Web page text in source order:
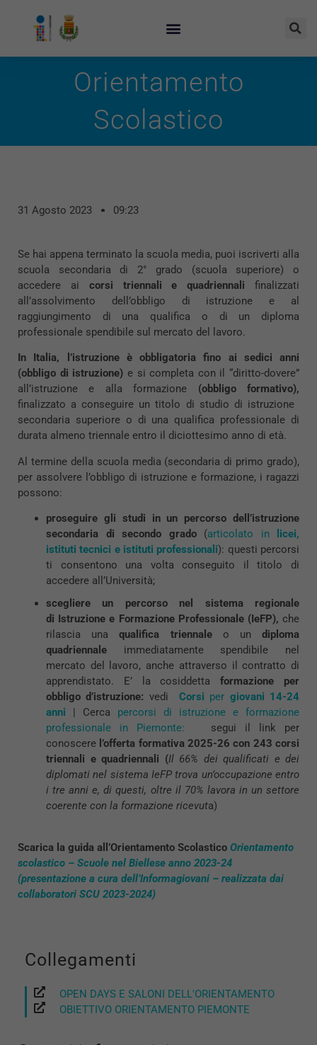
Orientamento
Scolastico
31 Agosto 2023 09:23
Se hai appena terminato la scuola media, puoi iscriverti alla
scuola secondaria di 2° grado (scuola superiore) o
accedere ai corsi triennali e quadriennali finalizzati
all’assolvimento dell’obbligo di istruzione e al
raggiungimento di una qualifica o di un diploma
professionale spendibile sul mercato del lavoro.
In Italia, l’istruzione è obbligatoria fino ai sedici anni
(obbligo di istruzione) e si completa con il “diritto-dovere”
all’istruzione e alla formazione (obbligo formativo),
finalizzato a conseguire un titolo di studio di istruzione ​
secondaria superiore o di una qualifica professionale di
durata almeno triennale entro il diciottesimo anno di età.
Al termine della scuola media (secondaria di primo grado),
per assolvere l’obbligo di istruzione e formazione, i ragazzi
possono:
proseguire gli studi in un percorso dell’istruzione
secondaria di secondo grado(articolato in
licei,
istituti tecnici e istituti professionali): questi percorsi
ti consentono una volta conseguito il titolo di
accedere all’Università;
scegliere un percorso nel sistema regionale
di Istruzione e Formazione Professionale (IeFP), che
rilascia unaqualifica triennale o undiploma
quadriennale immediatamente spendibile nel
mercato del lavoro, anche attraverso il contratto di
apprendistato. E’ la cosiddettaformazione per
obbligo d’istruzione: vedi Corsi per giovani 14-24
anni | Cerca percorsi di istruzione e formazione
professionale in Piemonte:
segui il link per
conoscere l’offerta formativa 2025-26 con 243 corsi
triennali e quadriennali (Il 66% dei qualificati e dei
diplomati nel sistema IeFP trova un’occupazione entro
i tre anni e, di questi, oltre il 70% lavora in un settore
coerente con la formazione ricevuta)
Scarica la guida all’Orientamento Scolastico Orientamento
scolastico – Scuole nel Biellese anno 2023-24
(presentazione a cura dell’Informagiovani – realizzata dai
collaboratori SCU 2023-2024)
Collegamenti
OPEN DAYS E SALONI DELL'ORIENTAMENTO
OBIETTIVO ORIENTAMENTO PIEMONTE